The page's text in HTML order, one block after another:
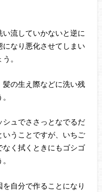
流していかないと逆に
なり悪化させてしまい
。
の生え際などに洗い残
ュでささっとなでるだ
うことですが、いちご
く拭くときにもゴシゴ
自分で作ることになり